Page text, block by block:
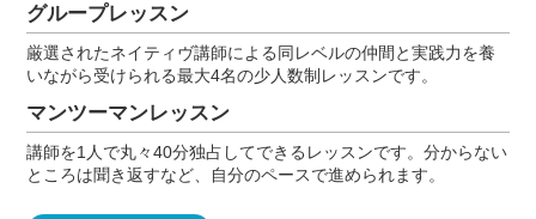
グループレッスン
厳選されたネイティヴ講師による同レベルの仲間と実践力を養
いながら受けられる最大4名の少人数制レッスンです。
マンツーマンレッスン
講師を1人で丸々40分独占してできるレッスンです。分からない
ところは聞き返すなど、自分のペースで進められます。